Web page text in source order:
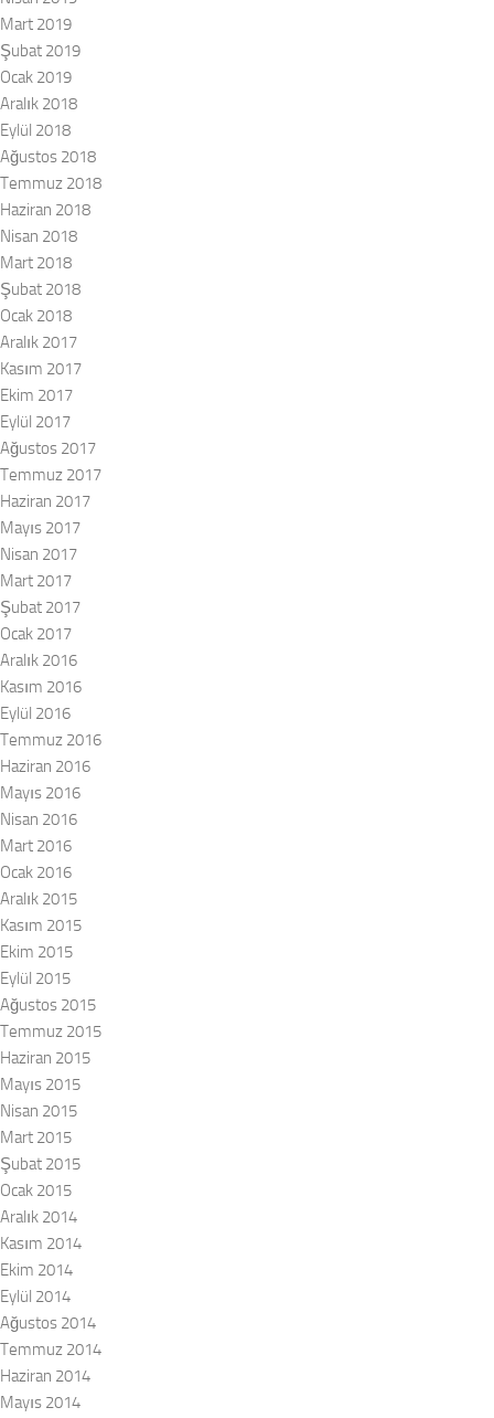
Mart 2019
Şubat 2019
Ocak 2019
Aralık 2018
Eylül 2018
Ağustos 2018
Temmuz 2018
Haziran 2018
Nisan 2018
Mart 2018
Şubat 2018
Ocak 2018
Aralık 2017
Kasım 2017
Ekim 2017
Eylül 2017
Ağustos 2017
Temmuz 2017
Haziran 2017
Mayıs 2017
Nisan 2017
Mart 2017
Şubat 2017
Ocak 2017
Aralık 2016
Kasım 2016
Eylül 2016
Temmuz 2016
Haziran 2016
Mayıs 2016
Nisan 2016
Mart 2016
Ocak 2016
Aralık 2015
Kasım 2015
Ekim 2015
Eylül 2015
Ağustos 2015
Temmuz 2015
Haziran 2015
Mayıs 2015
Nisan 2015
Mart 2015
Şubat 2015
Ocak 2015
Aralık 2014
Kasım 2014
Ekim 2014
Eylül 2014
Ağustos 2014
Temmuz 2014
Haziran 2014
Mayıs 2014